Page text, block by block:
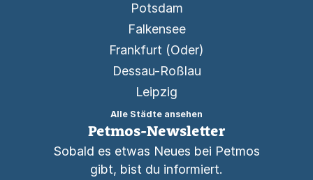
Potsdam
Falkensee
Frankfurt (Oder)
Dessau-Roßlau
Leipzig
Alle Städte ansehen
Petmos-Newsletter
Sobald es etwas Neues bei Petmos
gibt, bist du informiert.